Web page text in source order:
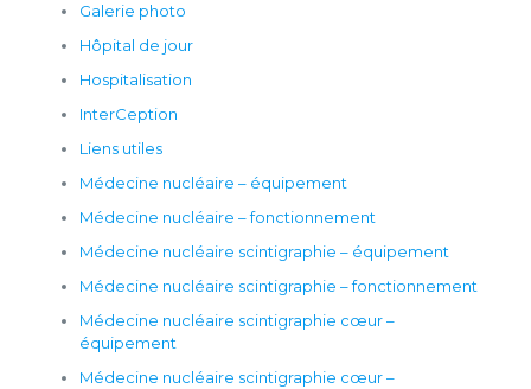
Galerie photo
Hôpital de jour
Hospitalisation
InterCeption
Liens utiles
Médecine nucléaire – équipement
Médecine nucléaire – fonctionnement
Médecine nucléaire scintigraphie – équipement
Médecine nucléaire scintigraphie – fonctionnement
Médecine nucléaire scintigraphie cœur –
équipement
Médecine nucléaire scintigraphie cœur –